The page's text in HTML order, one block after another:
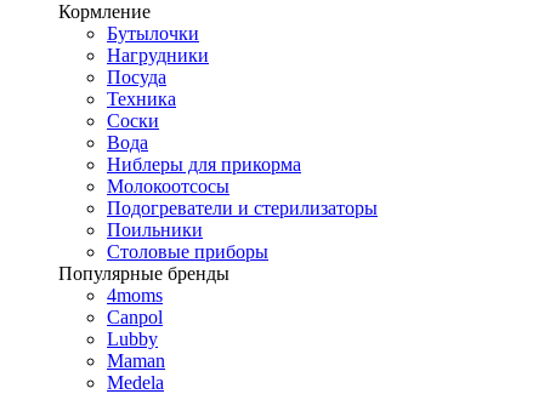
Кормление
Бутылочки
Нагрудники
Посуда
Техника
Соски
Вода
Ниблеры для прикорма
Молокоотсосы
Подогреватели и стерилизаторы
Поильники
Столовые приборы
Популярные бренды
4moms
Canpol
Lubby
Maman
Medela